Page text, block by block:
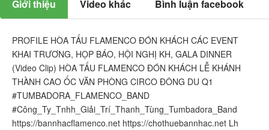
Giới thiệu Video khác Bình luận facebook
PROFILE HÒA TẤU FLAMENCO ĐÓN KHÁCH CÁC EVENT
KHAI TRƯƠNG, HỌP BÁO, HỘI NGHỊ KH, GALA DINNER
(Video Clip) HÒA TẤU FLAMENCO ĐÓN KHÁCH LỄ KHÁNH
THÀNH CAO ỐC VĂN PHÒNG CIRCO ĐÔNG DU Q1
#TUMBADORA_FLAMENCO_BAND​​​​
#Công_Ty_Tnhh_Giải_Trí_Thanh_Tùng_Tumbadora_Band​​​​
https://bannhacflamenco.net​​​​ https://chothuebannhac.net​​​​ Lh